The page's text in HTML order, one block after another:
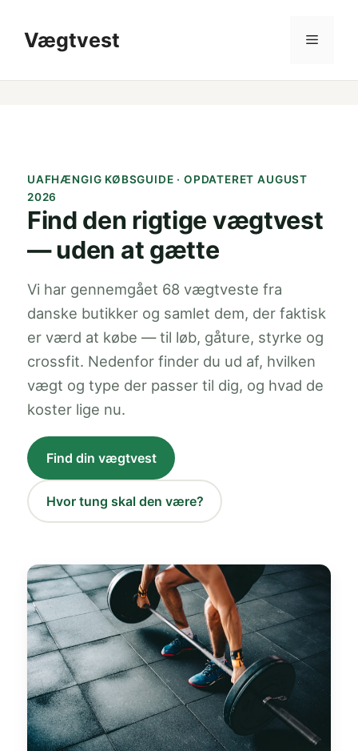
indholdVægtvest Menu
UAFHÆNGIG KØBSGUIDE · OPDATERET AUGUST
2026
Find den rigtige vægtvest
— uden at gætte
Vi har gennemgået 68 vægtveste fra
danske butikker og samlet dem, der faktisk
er værd at købe — til løb, gåture, styrke og
crossfit. Nedenfor finder du ud af, hvilken
vægt og type der passer til dig, og hvad de
koster lige nu.
Find din vægtvest
Hvor tung skal den være?